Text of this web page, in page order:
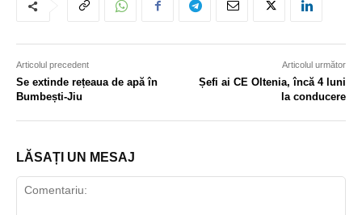
Articolul precedent
Se extinde rețeaua de apă în
Bumbești-Jiu
Articolul următor
Șefi ai CE Oltenia, încă 4 luni
la conducere
LĂSAȚI UN MESAJ